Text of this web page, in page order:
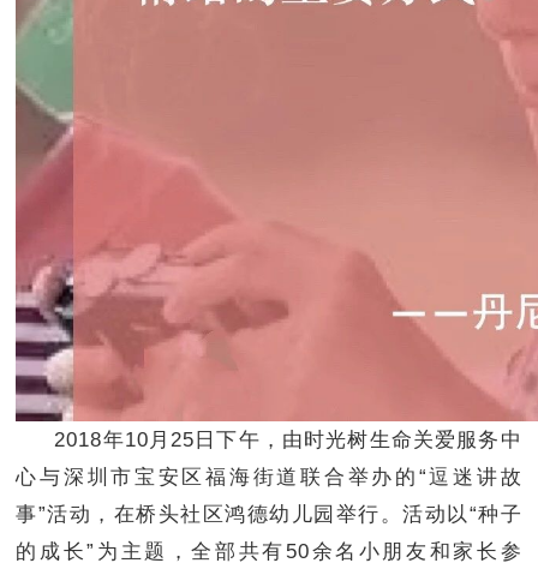
2018年10 月25 日下午，由时光树生命关爱服务中
心与深圳市宝安区福海街道联合举办的“逗迷讲故
事”活动，在桥头社区鸿德幼儿园举行。活动以“种子
的成长”为主题，全部共有 50余名小朋友和家长参